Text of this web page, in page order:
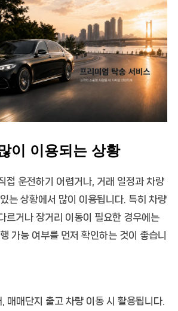
이 이용되는 상황
접 운전하기 어렵거나, 거래 일정과 차량
는 상황에서 많이 이용됩니다. 특히 차량
르거나 장거리 이동이 필요한 경우에는
가능 여부를 먼저 확인하는 것이 좋습니
매매단지 출고 차량 이동 시 활용됩니다.